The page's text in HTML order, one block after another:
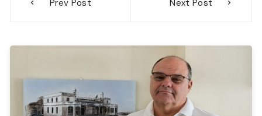
Prev Post Next Post